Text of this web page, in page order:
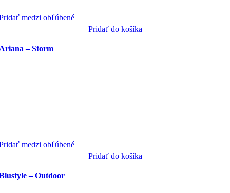
medzi obľúbené
Pridať do košíka
– Storm
medzi obľúbené
Pridať do košíka
– Outdoor